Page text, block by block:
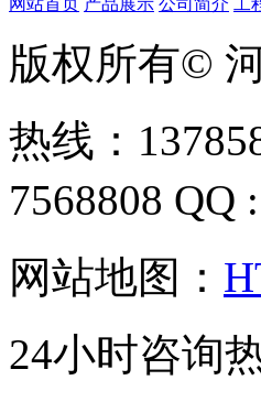
网站首页 产品展示 公司简介 工
版权所有©
热线：
7568808 QQ
网站地图：
24小时咨询